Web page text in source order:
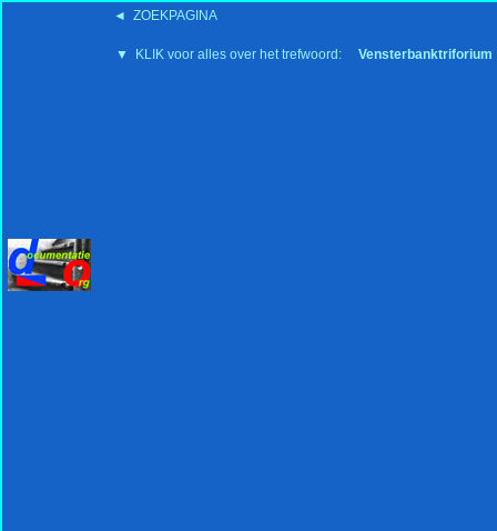
◄ ZOEKPAGINA
▼ KLIK voor alles over het trefwoord: Vensterbanktriforium
'15:19 19-2-2008